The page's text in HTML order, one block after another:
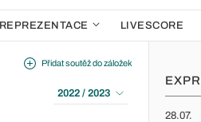
REPREZENTACE LIVESCORE
Přidat soutěž do záložek
2022 / 2023
28.07.